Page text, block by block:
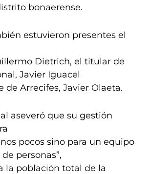
bonaerense.
estuvieron presentes el
Dietrich, el titular de
Javier Iguacel
de Arrecifes, Javier Olaeta.
aseveró que su gestión
pocos sino para un equipo
personas”,
la población total de la